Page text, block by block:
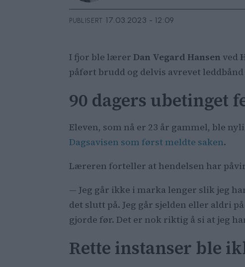
PUBLISERT 17.03.2023 - 12:09
I fjor ble lærerDan Vegard Hansen ved
påført brudd og delvis avrevet
90 dagers ubetinget
Eleven, som nå er 23 år gammel, ble
Dagsavisen som først meldte saken.
Læreren forteller at hendelsen har
— Jeg går ikke i marka lenger slik jeg
det slutt på. Jeg går sjelden eller aldri
gjorde før. Det er nok riktig å si at jeg
Rette instanser ble